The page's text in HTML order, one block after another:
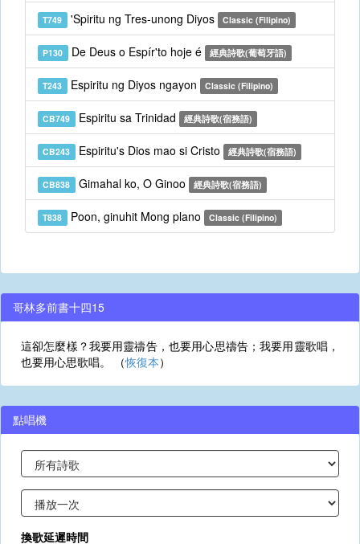
T749 'Spiritu ng Tres-unong Diyos Classic (Filipino)
P130 De Deus o Espír'to hoje é 經典詩歌(葡萄牙語)
T243 Espiritu ng Diyos ngayon Classic (Filipino)
CB749 Espiritu sa Trinidad 經典詩歌(宿務語)
CB243 Espiritu's Dios mao si Cristo 經典詩歌(宿務語)
CB838 Gimahal ko, O Ginoo 經典詩歌(宿務語)
T838 Poon, ginuhit Mong plano Classic (Filipino)
哥林多前書十四15
這卻怎麼樣？我要用靈禱告，也要用心思禱告；我要用靈歌唱，
也要用心思歌唱。 （恢復本）
點唱機
換歌延遲時間